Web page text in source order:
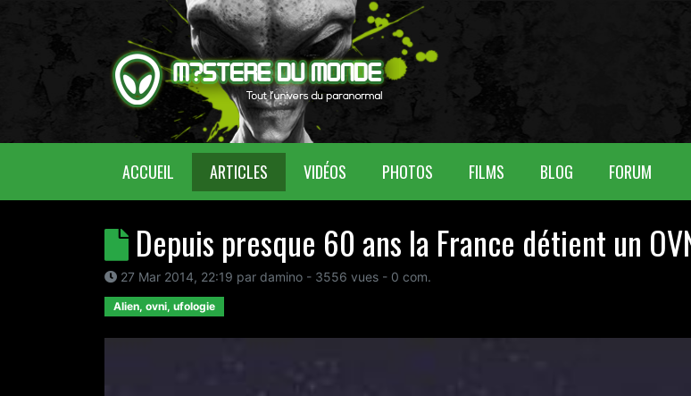
ACCUEIL (CURRENT)ARTICLES VIDÉOS PHOTOS FILMS BLOG FORUM
Depuis presque 60 ans la France détient un
27 Mar 2014, 22:19 par damino - 3556 vues - 0 com.
Alien, ovni, ufologie